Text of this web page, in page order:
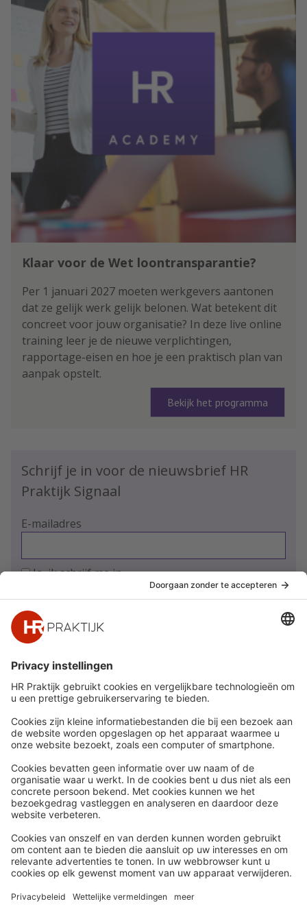
succesfactoren. En geeft tips.
Klaar voor de Wet loontransparantie?
Per 1 januari 2027 moeten werkgevers aantonen
dat ze gelijk werk gelijk belonen. Wat betekent dit
concreet voor jouw organisatie? In deze live online
training leer je de nieuwe verplichtingen,
rapportage-eisen en hoe je een praktisch plan van
aanpak opstelt.
Bekijk het programma
Schrijf je in voor de nieuwsbrief HR
Praktijk Signaal
E-mailadres
Ja, ik schrijf me in
Snel naar
Nieuws
Whitepapers
Webinars
Word lid
Contact
Meer
HR Academy
HR Podcast
CHRO
HR Day
Volg Ons